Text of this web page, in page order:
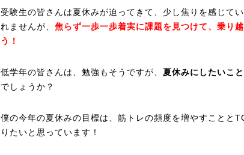
受験生の皆さんは夏休みが迫ってきて、少し焦りを感じて
れませんが、 焦らず一歩一歩着実に課題を見つけて、乗り
う！
低学年の皆さんは、勉強もそうですが、 夏休みにしたいこ
でしょうか？
僕の今年の夏休みの目標は、筋トレの頻度を増やすことと
りたいと思っています！